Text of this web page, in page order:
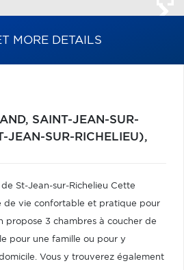
MORE DETAILS
SAINT-JEAN-SUR-
JEAN-SUR-RICHELIEU),
de St-Jean-sur-Richelieu Cette
de vie confortable et pratique pour
propose 3 chambres à coucher de
pour une famille ou pour y
Vous y trouverez également